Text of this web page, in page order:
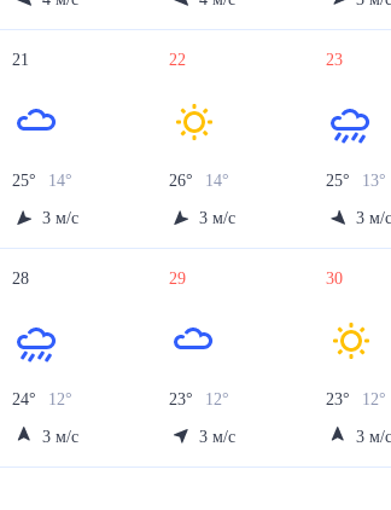
21
25° 14°
3 м/с
22
26° 14°
3 м/с
23
25° 13°
3 м/
28
24° 12°
3 м/с
29
23° 12°
3 м/с
30
23° 12°
3 м/